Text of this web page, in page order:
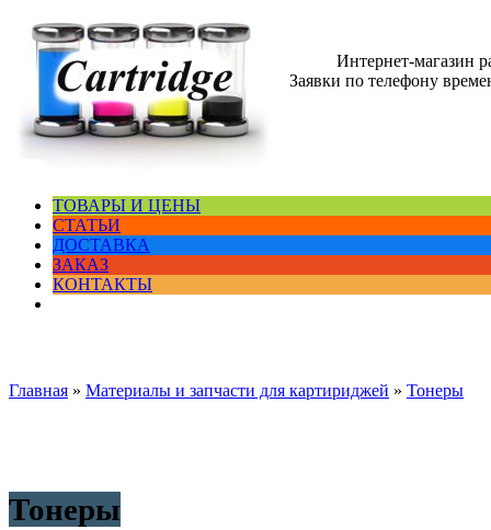
Интернет-магазин
Заявки по телефону
ТОВАРЫ И ЦЕНЫ
СТАТЬИ
ДОСТАВКА
ЗАКАЗ
КОНТАКТЫ
Главная » Материалы и запчасти для картириджей » Тонеры
Тонеры